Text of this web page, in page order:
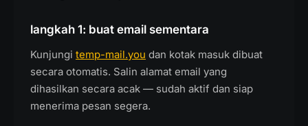
langkah 1: buat email sementara
Kunjungi temp-mail.you dan kotak masuk dibuat
secara otomatis. Salin alamat email yang
dihasilkan secara acak — sudah aktif dan siap
menerima pesan segera.